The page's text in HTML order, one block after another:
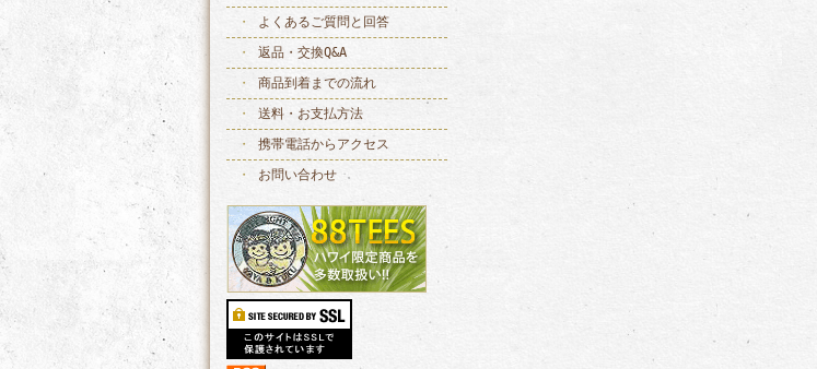
よくあるご質問と回答
返品・交換Q&A
商品到着までの流れ
送料・お支払方法
携帯電話からアクセス
お問い合わせ